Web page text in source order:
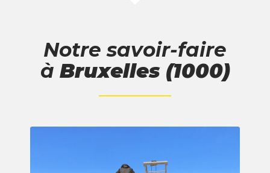
Notre savoir-faire
à Bruxelles (1000)